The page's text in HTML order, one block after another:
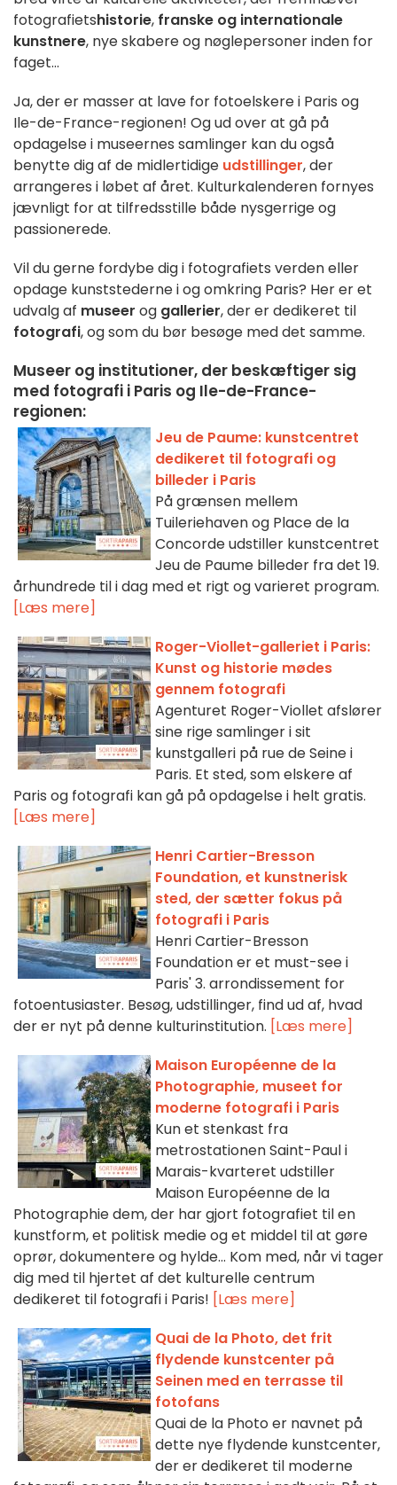
fotografietshistorie, franske og internationale
kunstnere, nye skabere og nøglepersoner inden for
faget...
Ja, der er masser at lave for fotoelskere i Paris og
Ile-de-France-regionen! Og ud over at gå på
opdagelse i museernes samlinger kan du også
benytte dig af de midlertidige udstillinger, der
arrangeres i løbet af året. Kulturkalenderen fornyes
jævnligt for at tilfredsstille både nysgerrige og
passionerede.
Vil du gerne fordybe dig i fotografiets verden eller
opdage kunststederne i og omkring Paris? Her er et
udvalg af museer og gallerier, der er dedikeret til
fotografi, og som du bør besøge med det samme.
Museer og institutioner, der beskæftiger sig
med fotografi i Paris og Ile-de-France-
regionen:
Jeu de Paume: kunstcentret
dedikeret til fotografi og
billeder i Paris
På grænsen mellem
Tuileriehaven og Place de la
Concorde udstiller kunstcentret
Jeu de Paume billeder fra det 19.
århundrede til i dag med et rigt og varieret program.
[Læs mere]
Roger-Viollet-galleriet i Paris:
Kunst og historie mødes
gennem fotografi
Agenturet Roger-Viollet afslører
sine rige samlinger i sit
kunstgalleri på rue de Seine i
Paris. Et sted, som elskere af
Paris og fotografi kan gå på opdagelse i helt gratis.
[Læs mere]
Henri Cartier-Bresson
Foundation, et kunstnerisk
sted, der sætter fokus på
fotografi i Paris
Henri Cartier-Bresson
Foundation er et must-see i
Paris' 3. arrondissement for
fotoentusiaster. Besøg, udstillinger, find ud af, hvad
der er nyt på denne kulturinstitution. [Læs mere]
Maison Européenne de la
Photographie, museet for
moderne fotografi i Paris
Kun et stenkast fra
metrostationen Saint-Paul i
Marais-kvarteret udstiller
Maison Européenne de la
Photographie dem, der har gjort fotografiet til en
kunstform, et politisk medie og et middel til at gøre
oprør, dokumentere og hylde... Kom med, når vi tager
dig med til hjertet af det kulturelle centrum
dedikeret til fotografi i Paris! [Læs mere]
Quai de la Photo, det frit
flydende kunstcenter på
Seinen med en terrasse til
fotofans
Quai de la Photo er navnet på
dette nye flydende kunstcenter,
der er dedikeret til moderne